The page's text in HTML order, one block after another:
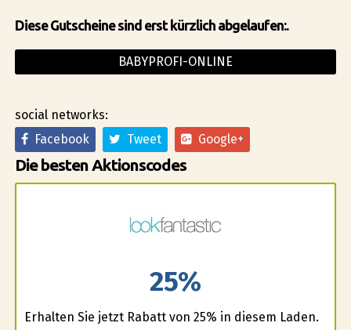
Diese Gutscheine sind erst kürzlich abgelaufen:.
BABYPROFI-ONLINE
social networks:
Facebook
Tweet Google+
Die besten Aktionscodes
25%
Erhalten Sie jetzt Rabatt von 25% in diesem Laden.